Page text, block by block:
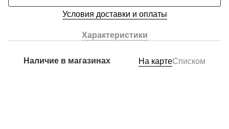
Условия доставки и оплаты
Характеристики
Наличие в магазинах На картеСписком